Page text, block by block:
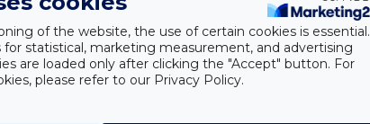
FÉNYTECHNIKAI ADATOK
Fényáram (lm)
of the website, the use of certain cookies is essential.
for statistical, marketing measurement, and advertising
are loaded only after clicking the "Accept" button. For
please refer to our Privacy Policy.